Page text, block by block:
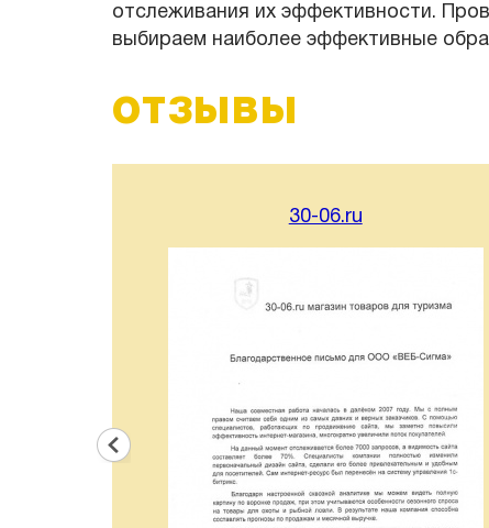
отслеживания их эффективности.
выбираем наиболее эффективные
ОТЗЫВЫ
30-06.ru